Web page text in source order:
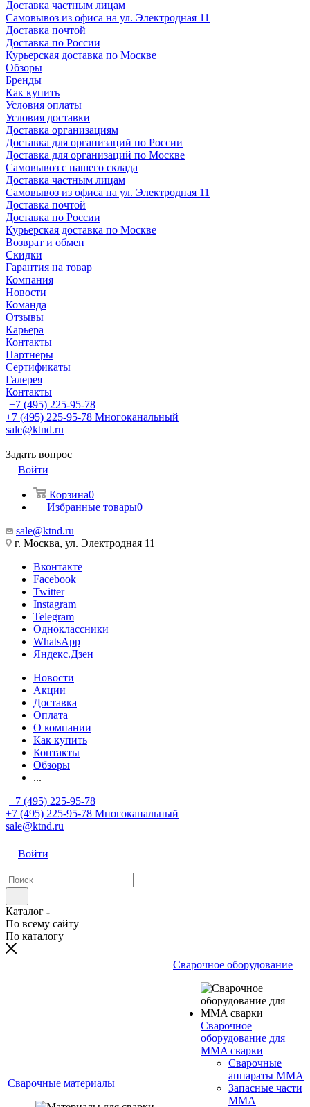
Доставка частным лицам
Самовывоз из офиса на ул. Электродная 11
Доставка почтой
Доставка по России
Курьерская доставка по Москве
Обзоры
Бренды
Как купить
Условия оплаты
Условия доставки
Доставка организациям
Доставка для организаций по России
Доставка для организаций по Москве
Самовывоз с нашего склада
Доставка частным лицам
Самовывоз из офиса на ул. Электродная 11
Доставка почтой
Доставка по России
Курьерская доставка по Москве
Возврат и обмен
Скидки
Гарантия на товар
Компания
Новости
Команда
Отзывы
Карьера
Контакты
Партнеры
Сертификаты
Галерея
Контакты
+7 (495) 225-95-78
+7 (495) 225-95-78 Многоканальный
sale@ktnd.ru
Задать вопрос
Войти
Корзина0
Избранные товары0
sale@ktnd.ru
г. Москва, ул. Электродная 11
Вконтакте
Facebook
Twitter
Instagram
Telegram
Одноклассники
WhatsApp
Яндекс.Дзен
Новости
Акции
Доставка
Оплата
О компании
Как купить
Контакты
Обзоры
...
+7 (495) 225-95-78
+7 (495) 225-95-78 Многоканальный
sale@ktnd.ru
Войти
Каталог
По всему сайту
По каталогу
Сварочные материалы
Сварочное оборудование
Сварочное
оборудование для
MMA сварки
Сварочные
аппараты MMA
Запасные части
MMA